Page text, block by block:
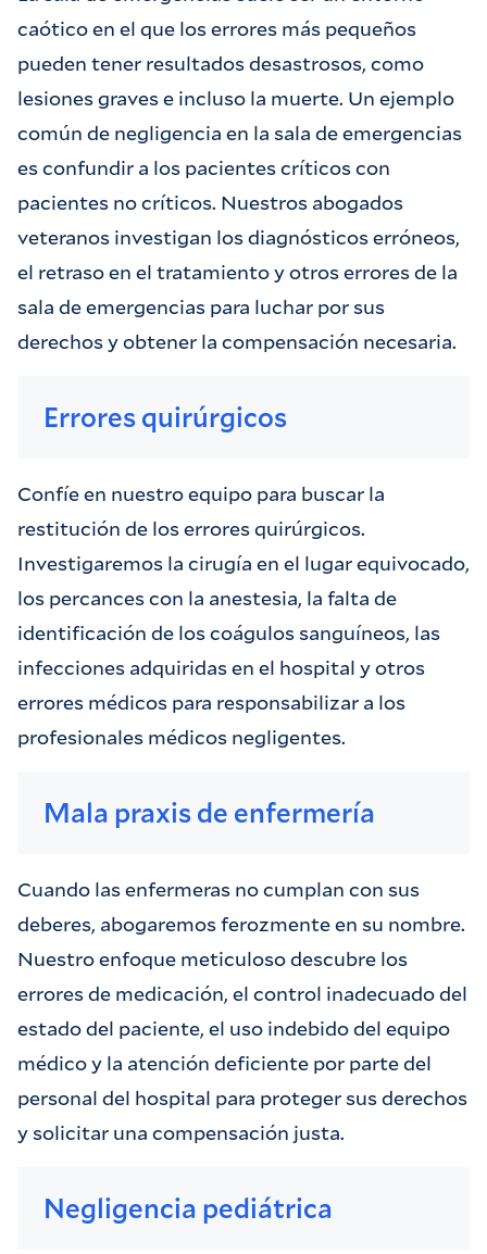
caótico en el que los errores más pequeños
pueden tener resultados desastrosos, como
lesiones graves e incluso la muerte. Un ejemplo
común de negligencia en la sala de emergencias
es confundir a los pacientes críticos con
pacientes no críticos. Nuestros abogados
veteranos investigan los diagnósticos erróneos,
el retraso en el tratamiento y otros errores de la
sala de emergencias para luchar por sus
derechos y obtener la compensación necesaria.
Errores quirúrgicos
Confíe en nuestro equipo para buscar la
restitución de los errores quirúrgicos.
Investigaremos la cirugía en el lugar equivocado,
los percances con la anestesia, la falta de
identificación de los coágulos sanguíneos, las
infecciones adquiridas en el hospital y otros
errores médicos para responsabilizar a los
profesionales médicos negligentes.
Mala praxis de enfermería
Cuando las enfermeras no cumplan con sus
deberes, abogaremos ferozmente en su nombre.
Nuestro enfoque meticuloso descubre los
errores de medicación, el control inadecuado del
estado del paciente, el uso indebido del equipo
médico y la atención deficiente por parte del
personal del hospital para proteger sus derechos
y solicitar una compensación justa.
Negligencia pediátrica